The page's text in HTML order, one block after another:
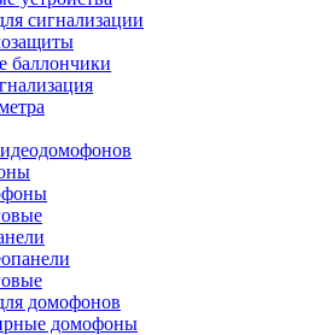
сигнализации
баллончики
домофонов
домофоны